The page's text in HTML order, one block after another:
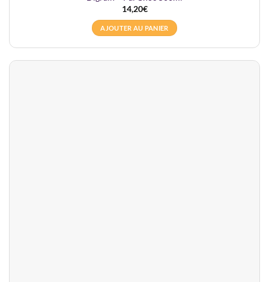
14,20€
AJOUTER AU PANIER